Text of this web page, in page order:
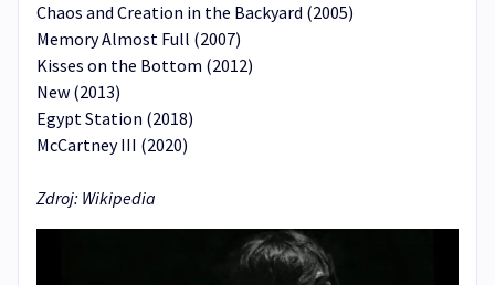
Chaos and Creation in the Backyard (2005)
Memory Almost Full (2007)
Kisses on the Bottom (2012)
New (2013)
Egypt Station (2018)
McCartney III (2020)
Zdroj: Wikipedia